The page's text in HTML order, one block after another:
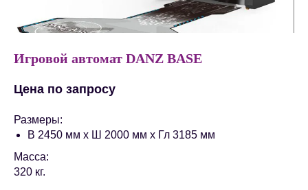
Игровой автомат DANZ BASE
Цена по запросу
Размеры:
В 2450 мм x Ш 2000 мм x Гл 3185 мм
Масса:
320 кг.